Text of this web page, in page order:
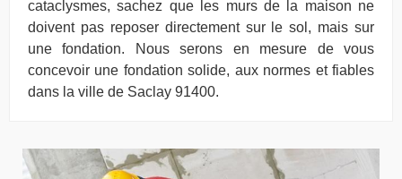
cataclysmes, sachez que les murs de la maison ne
doivent pas reposer directement sur le sol, mais sur
une fondation. Nous serons en mesure de vous
concevoir une fondation solide, aux normes et fiables
dans la ville de Saclay 91400.